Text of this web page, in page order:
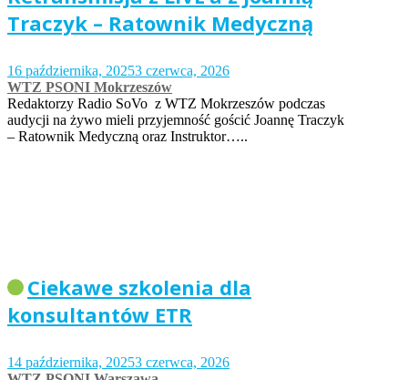
Traczyk – Ratownik Medyczną
16 października, 20253 czerwca, 2026
WTZ PSONI Mokrzeszów
Redaktorzy Radio SoVo z WTZ Mokrzeszów podczas
audycji na żywo mieli przyjemność gościć Joannę Traczyk
– Ratownik Medyczną oraz Instruktor…..
Ciekawe szkolenia dla
konsultantów ETR
14 października, 20253 czerwca, 2026